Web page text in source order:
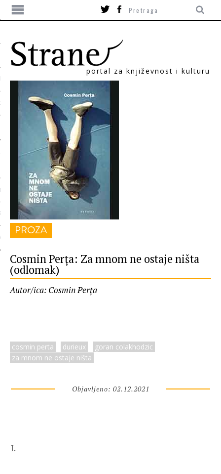
portal za književnost i kulturu
PROZA
Cosmin Perța: Za mnom ne ostaje ništa
(odlomak)
Autor/ica: Cosmin Perța
cosmin perta durieux
goran colakhodzic
za mnom ne ostaje ništa
Objavljeno: 02.12.2021
I.